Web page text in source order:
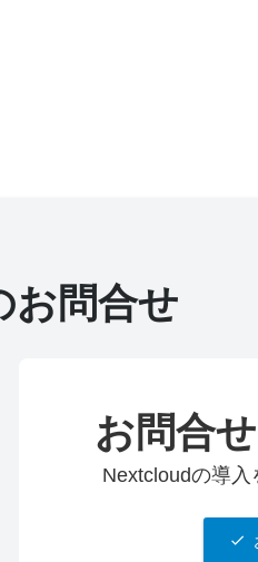
問合せ
お問合
Nextcloudの導入